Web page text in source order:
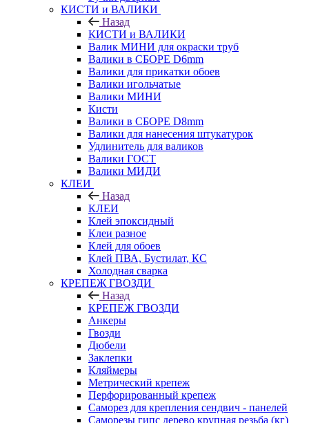
КИСТИ и ВАЛИКИ
Назад
КИСТИ и ВАЛИКИ
Валик МИНИ для окраски труб
Валики в СБОРЕ D6mm
Валики для прикатки обоев
Валики игольчатые
Валики МИНИ
Кисти
Валики в СБОРЕ D8mm
Валики для нанесения штукатурок
Удлинитель для валиков
Валики ГОСТ
Валики МИДИ
КЛЕИ
Назад
КЛЕИ
Клей эпоксидный
Клеи разное
Клей для обоев
Клей ПВА, Бустилат, КС
Холодная сварка
КРЕПЕЖ ГВОЗДИ
Назад
КРЕПЕЖ ГВОЗДИ
Анкеры
Гвозди
Дюбели
Заклепки
Кляймеры
Метрический крепеж
Перфорированный крепеж
Саморез для крепления сендвич - панелей
Саморезы гипс дерево крупная резьба (кг)